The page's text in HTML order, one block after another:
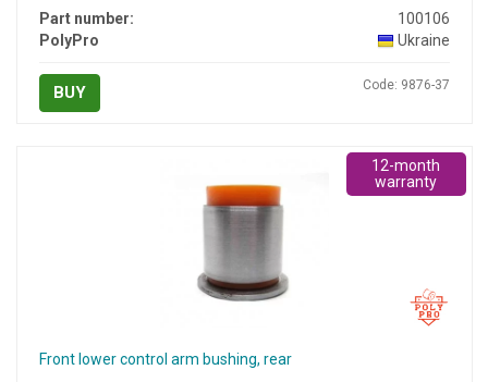
Part number:
100106
PolyPro
Ukraine
BUY Code: 9876-37
Front lower control arm bushing, rear
12-month
warranty